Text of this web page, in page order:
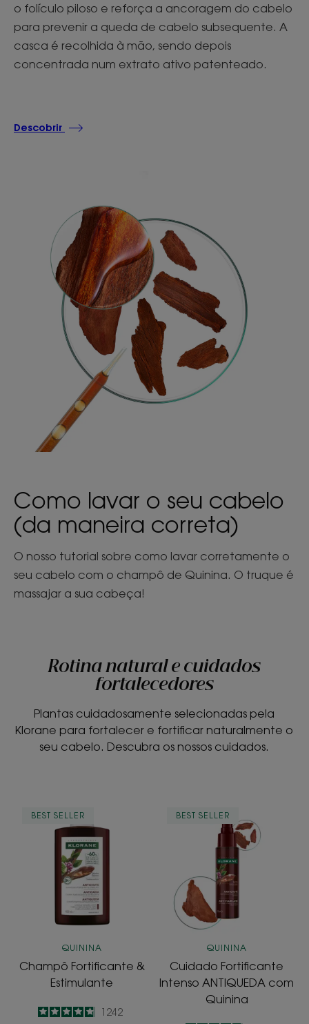
o folículo piloso e reforça a ancoragem do cabelo
para prevenir a queda de cabelo subsequente. A
casca é recolhida à mão, sendo depois
concentrada num extrato ativo patenteado.
Descobrir
Como lavar o seu cabelo
(da maneira correta)
O nosso tutorial sobre como lavar corretamente o
seu cabelo com o champô de Quinina. O truque é
massajar a sua cabeça!
Rotina natural e cuidados
fortalecedores
Plantas cuidadosamente selecionadas pela
Klorane para fortalecer e fortificar naturalmente o
seu cabelo. Descubra os nossos cuidados.
Fortificante
&
Estimulante
BEST SELLER
QUININA
Champô Fortificante &
Estimulante
4.8
/51242
Fortificante
Intenso
ANTIQUEDA
com
Quinina
BEST SELLER
QUININA
Cuidado Fortificante
Intenso ANTIQUEDA com
Quinina